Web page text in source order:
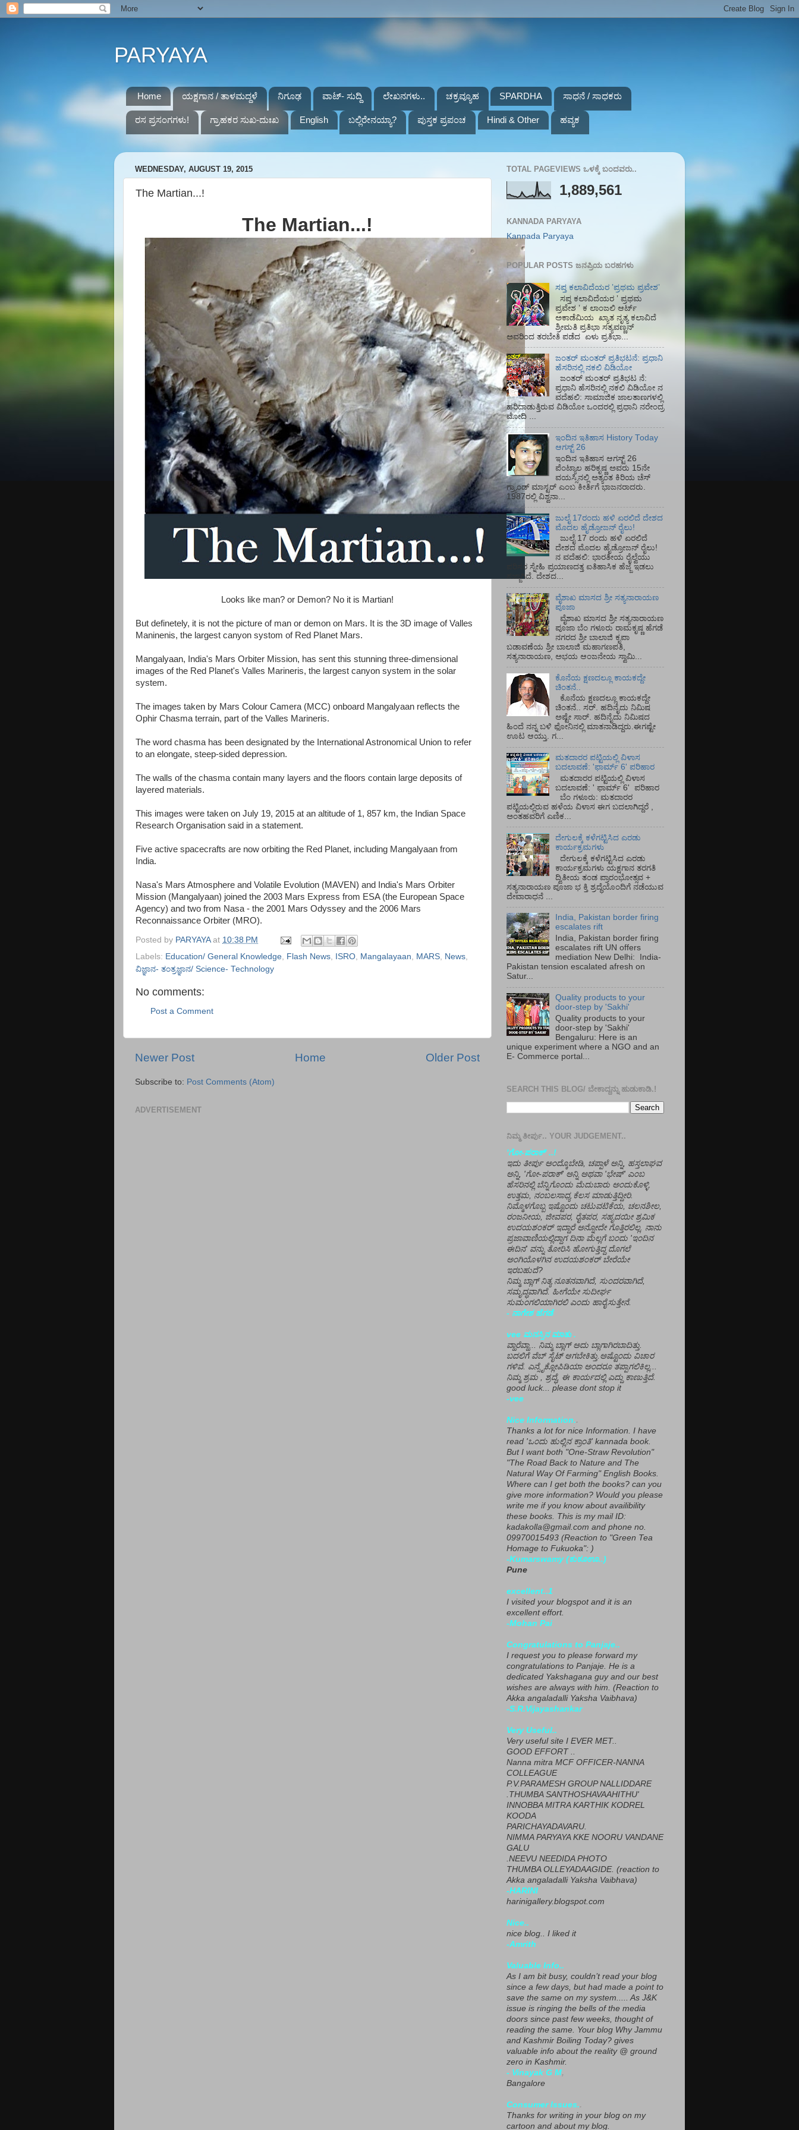
PARYAYA
Home ಯಕ್ಷಗಾನ / ತಾಳಮದ್ದಳೆ ನಿಗೂಢ ವಾಟ್- ಸುದ್ದಿ ಲೇಖನಗಳು.. ಚಕ್ರವ್ಯೂಹ SPARDHA ಸಾಧನೆ / ಸಾಧಕರು
ರಸ ಪ್ರಸಂಗಗಳು! ಗ್ರಾಹಕರ ಸುಖ-ದುಃಖ English ಬಲ್ಲಿರೇನಯ್ಯಾ? ಪುಸ್ತಕ ಪ್ರಪಂಚ Hindi & Other ಹವ್ಯಕ
WEDNESDAY, AUGUST 19, 2015
The Martian...!
The Martian...!
Looks like man? or Demon? No it is Martian!
But definetely, it is not the picture of man or demon on Mars. It is the 3D image of Valles
Maninenis, the largest canyon systom of Red Planet Mars.
Mangalyaan, India's Mars Orbiter Mission, has sent this stunning three-dimensional
images of the Red Planet's Valles Marineris, the largest canyon system in the solar
system.
The images taken by Mars Colour Camera (MCC) onboard Mangalyaan reflects the
Ophir Chasma terrain, part of the Valles Marineris.
The word chasma has been designated by the International Astronomical Union to refer
to an elongate, steep-sided depression.
The walls of the chasma contain many layers and the floors contain large deposits of
layered materials.
This images were taken on July 19, 2015 at an altitude of 1, 857 km, the Indian Space
Research Organisation said in a statement.
Five active spacecrafts are now orbiting the Red Planet, including Mangalyaan from
India.
Nasa's Mars Atmosphere and Volatile Evolution (MAVEN) and India's Mars Orbiter
Mission (Mangalyaan) joined the 2003 Mars Express from ESA (the European Space
Agency) and two from Nasa - the 2001 Mars Odyssey and the 2006 Mars
Reconnaissance Orbiter (MRO).
Posted by PARYAYA at 10:38 PM
Labels: Education/ General Knowledge Flash News ISRO Mangalayaan MARS News
ವಿಜ್ಞಾನ- ತಂತ್ರಜ್ಞಾನ/ Science- Technology
No comments:
Post a Comment
Newer Post Older Post
Home
Subscribe to: Post Comments (Atom)
ADVERTISEMENT
TOTAL PAGEVIEWS ಒಳಕ್ಕೆ ಬಂದವರು..
1,889,561
KANNADA PARYAYA
Kannada Paryaya
POPULAR POSTS ಜನಪ್ರಿಯ ಬರಹಗಳು
ಸಪ್ತ ಕಲಾವಿದೆಯರ ʼಪ್ರಥಮ ಪ್ರವೇಶʼ
ಸಪ್ತ ಕಲಾವಿದೆಯರ ʼ ಪ್ರಥಮ
ಪ್ರವೇಶ ʼ ಕ ಲಾಂಜಲಿ ಆರ್ಟ್
ಅಕಾಡೆಮಿಯ‌ ಖ್ಯಾತ ನೃತ್ಯ ಕಲಾವಿದೆ
ಶ್ರೀಮತಿ ಪ್ರತಿಭಾ ಸತ್ಯವಣ್ಣನ್
ಅವರಿಂದ ತರಬೇತಿ ಪಡೆದ ಏಳು ಪ್ರತಿಭಾ...
ಜಂತರ್ ಮಂತರ್ ಪ್ರತಿಭಟನೆ: ಪ್ರಧಾನಿ
ಹೆಸರಿನಲ್ಲಿ ನಕಲಿ ವಿಡಿಯೋ
ಜಂತರ್ ಮಂತರ್ ಪ್ರತಿಭಟ ನೆ:
ಪ್ರಧಾನಿ ಹೆಸರಿನಲ್ಲಿ ನಕಲಿ ವಿಡಿಯೋ ನ
ವದೆಹಲಿ: ಸಾಮಾಜಿಕ ಜಾಲತಾಣಗಳಲ್ಲಿ
ಹರಿದಾಡುತ್ತಿರುವ ವಿಡಿಯೋ ಒಂದರಲ್ಲಿ ಪ್ರಧಾನಿ ನರೇಂದ್ರ
ಮೋದಿ ...
ಇಂದಿನ ಇತಿಹಾಸ History Today
ಆಗಸ್ಟ್ 26
ಇಂದಿನ ಇತಿಹಾಸ ಆಗಸ್ಟ್ 26
ಪೆಂಟ್ಯಾಲ ಹರಿಕೃಷ್ಣ ಅವರು 15ನೇ
ವಯಸ್ಸಿನಲ್ಲಿ ಅತ್ಯಂತ ಕಿರಿಯ ಚೆಸ್
ಗ್ರ್ಯಾಂಡ್ ಮಾಸ್ಟರ್ ಎಂಬ ಕೀರ್ತಿಗೆ ಭಾಜನರಾದರು.
1987ರಲ್ಲಿ ವಿಶ್ವನಾ...
ಜುಲೈ 17ರಂದು ಹಳಿ ಏರಲಿದೆ ದೇಶದ
ಮೊದಲ ಹೈಡ್ರೋಜನ್ ರೈಲು!
ಜುಲೈ 17 ರಂದು ಹಳಿ ಏರಲಿದೆ
ದೇಶದ ಮೊದಲ ಹೈಡ್ರೋಜನ್ ರೈಲು!
ನ ವದೆಹಲಿ: ಭಾರತೀಯ ರೈಲ್ವೆಯು
ಪರಿಸರ ಸ್ನೇಹಿ ಪ್ರಯಾಣದತ್ತ ಐತಿಹಾಸಿಕ ಹೆಜ್ಜೆ ಇಡಲು
ಸಜ್ಜಾಗಿದೆ. ದೇಶದ...
ವೈಶಾಖ ಮಾಸದ ಶ್ರೀ ಸತ್ಯನಾರಾಯಣ
ಪೂಜಾ
ವೈಶಾಖ ಮಾಸದ ಶ್ರೀ ಸತ್ಯನಾರಾಯಣ
ಪೂಜಾ ಬೆಂ ಗಳೂರು ರಾಮಕೃಷ್ಣ ಹೆಗಡೆ
ನಗರದ ಶ್ರೀ ಬಾಲಾಜಿ ಕೃಪಾ
ಬಡಾವಣೆಯ ಶ್ರೀ ಬಾಲಾಜಿ ಮಹಾಗಣಪತಿ,
ಸತ್ಯನಾರಾಯಣ, ಅಭಯ ಆಂಜನೇಯ ಸ್ವಾಮಿ...
ಕೊನೆಯ ಕ್ಷಣದಲ್ಲೂ ಕಾಯಕದ್ದೇ
ಚಿಂತನೆ..
ಕೊನೆಯ ಕ್ಷಣದಲ್ಲೂ ಕಾಯಕದ್ದೇ
ಚಿಂತನೆ.. ಸರ್.‌ ಹದಿನೈದು ನಿಮಿಷ
ಅಷ್ಟೇ ಸಾರ್.‌ ಹದಿನೈದು ನಿಮಿಷದ
ಹಿಂದೆ ನನ್ನ ಬಳಿ ಫೋನಿನಲ್ಲಿ ಮಾತನಾಡಿದ್ದರು.ಈಗಷ್ಟೇ
ಊಟ ಆಯ್ತು. ಗ...
ಮತದಾರರ ಪಟ್ಟಿಯಲ್ಲಿ ವಿಳಾಸ
ಬದಲಾವಣೆ: 'ಫಾರ್ಮ್ 6' ಪರಿಹಾರ
ಮತದಾರರ ಪಟ್ಟಿಯಲ್ಲಿ ವಿಳಾಸ
ಬದಲಾವಣೆ: ' ಫಾರ್ಮ್ 6' ಪರಿಹಾರ
ಬೆಂ ಗಳೂರು: ಮತದಾರರ
ಪಟ್ಟಿಯಲ್ಲಿರುವ ಹಳೆಯ ವಿಳಾಸ ಈಗ ಬದಲಾಗಿದ್ದರೆ ,
ಅಂತಹವರಿಗೆ ಎಣಿಕ...
ದೇಗುಲಕ್ಕೆ ಕಳೆಗಟ್ಟಿಸಿದ ಎರಡು
ಕಾರ್ಯಕ್ರಮಗಳು
ದೇಗುಲಕ್ಕೆ ಕಳೆಗಟ್ಟಿಸಿದ ಎರಡು
ಕಾರ್ಯಕ್ರಮಗಳು ಯಕ್ಷಗಾನ ತರಗತಿ
ದ್ವಿತೀಯ ತಂಡ ಪ್ರಾರಂಭೋತ್ಸವ +
ಸತ್ಯನಾರಾಯಣ ಪೂಜಾ ಭ ಕ್ತಿ ಶ್ರದ್ಧೆಯೊಂದಿಗೆ ನಡೆಯುವ
ದೇವಾರಾಧನೆ ...
India, Pakistan border firing
escalates rift
India, Pakistan border firing
escalates rift UN offers
mediation New Delhi: India-
Pakistan tension escalated afresh on
Satur...
Quality products to your
door-step by 'Sakhi'
Quality products to your
door-step by 'Sakhi'
Bengaluru: Here is an
unique experiment where a NGO and an
E- Commerce portal...
SEARCH THIS BLOG/ ಬೇಕಾದ್ದನ್ನು ಹುಡುಕಾಡಿ.!
ನಿಮ್ಮ ತೀರ್ಪು.. YOUR JUDGEMENT..
'ಗೋ-ಪರಾಕ್' ..!
ಇದು ತೀರ್ಪು ಅಂದ್ಕೊಬೇಡಿ, ಚಪ್ಪಾಳೆ ಅನ್ನಿ, ಹಸ್ತಲಾಘವ
ಅನ್ನಿ, 'ಗೋ-ಪರಾಕ್' ಅನ್ನಿ ಅಥವಾ 'ಭೇಷ್' ಎಂಬ
ಹೆಸರಿನಲ್ಲಿ ಬೆನ್ನಿಗೊಂದು ಮೆದುಬಾರು ಅಂದುಕೊಳ್ಳಿ.
ಉತ್ತಮ, ನಂಬಲಸಾಧ್ಯ ಕೆಲಸ ಮಾಡುತ್ತಿದ್ದೀರಿ.
ನಿಮ್ಮೊಳಗೊಬ್ಬ ಇಷ್ಟೊಂದು ಚಟುವಟಿಕೆಯ, ಚಲನಶೀಲ,
ರಂಜನೀಯ, ಜೀವಪರ, ರೈತಪರ, ಸಹೃದಯೀ ಶ್ರಮಿಕ
ಉದಯಶಂಕರ್ ಇದ್ದಾರೆ ಅನ್ನೋದೇ ಗೊತ್ತಿರಲಿಲ್ಲ. ನಾನು
ಪ್ರಜಾವಾಣಿಯಲ್ಲಿದ್ದಾಗ ದಿನಾ ಮೆಲ್ಲಗೆ ಬಂದು 'ಇಂದಿನ
ಈದಿನ' ವನ್ನು ತೋರಿಸಿ ಹೋಗುತ್ತಿದ್ದ ದೊಗಲೆ
ಅಂಗಿಯೊಳಗಿನ ಉದಯಶಂಕರ್ ಬೇರೆಯೇ
ಇರಬಹುದೆ?
ನಿಮ್ಮ ಬ್ಲಾಗ್ ನಿತ್ಯ ನೂತನವಾಗಿದೆ, ಸುಂದರವಾಗಿದೆ,
ಸಮೃದ್ಧವಾಗಿದೆ. ಹೀಗೆಯೇ ಸುದೀರ್ಘ
ಸುಮಂಗಲಿಯಾಗಿರಲಿ ಎಂದು ಹಾರೈಸುತ್ತೇನೆ.
- ನಾಗೇಶ ಹೆಗಡೆ
vee ಮನಸ್ಸಿನ ಮಾತು .
ವ್ಹಾರೆವ್ಹಾ... ನಿಮ್ಮ ಬ್ಲಾಗ್ ಅದು ಬ್ಲಾಗಾಗಿರಬಾದಿತ್ತು.
ಬದಲಿಗೆ ವೆಬ್ ಸೈಟ್ ಆಗಬೇಕಿತ್ತು.ಅಷ್ಟೊಂದು ವಿಚಾರ
ಗಳಿವೆ. ಎನ್ಸೈಕ್ಲೋಪಿಡಿಯಾ ಅಂದರೂ ತಪ್ಪಾಗಲಿಕಿಲ್ಲ...
ನಿಮ್ಮ ಶ್ರಮ , ಶ್ರದ್ಧೆ, ಈ ಕಾರ್ಯದಲ್ಲಿ ಎದ್ದು ಕಾಣುತ್ತಿದೆ.
good luck... please dont stop it
-vee
Nice Information..
Thanks a lot for nice Information. I have
read 'ಒಂದು ಹುಲ್ಲಿನ ಕ್ರಾಂತಿ' kannada book.
But I want both "One-Straw Revolution"
"The Road Back to Nature and The
Natural Way Of Farming" English Books.
Where can I get both the books? can you
give more information? Would you please
write me if you know about availibility
these books. This is my mail ID:
kadakolla@gmail.com and phone no.
09970015493 (Reaction to "Green Tea
Homage to Fukuoka": )
-Kumarswamy (ಕುಕೂಊ..)
Pune
excellent..1
I visited your blogspot and it is an
excellent effort.
-Mohan Pai
Congratulations to Panjaje..
I request you to please forward my
congratulations to Panjaje. He is a
dedicated Yakshagana guy and our best
wishes are always with him. (Reaction to
Akka angaladalli Yaksha Vaibhava)
-S.R.Vijayashankar
Very Useful..
Very useful site I EVER MET..
GOOD EFFORT ..
Nanna mitra MCF OFFICER-NANNA
COLLEAGUE
P.V.PARAMESH GROUP NALLIDDARE
.THUMBA SANTHOSHAVAAHITHU'
INNOBBA MITRA KARTHIK KODREL
KOODA
PARICHAYADAVARU.
NIMMA PARYAYA KKE NOORU VANDANE
GALU
.NEEVU NEEDIDA PHOTO
THUMBA OLLEYADAAGIDE. (reaction to
Akka angaladalli Yaksha Vaibhava)
-HARINI
harinigallery.blogspot.com
Nice..
nice blog.. I liked it
-Amrith
Valuable Info..
As I am bit busy, couldn’t read your blog
since a few days, but had made a point to
save the same on my system..... As J&K
issue is ringing the bells of the media
doors since past few weeks, thought of
reading the same. Your blog Why Jammu
and Kashmir Boiling Today? gives
valuable info about the reality @ ground
zero in Kashmir.
- Vinayak G M,
Bangalore
Consumer Issues..
Thanks for writing in your blog on my
cartoon and about my blog.